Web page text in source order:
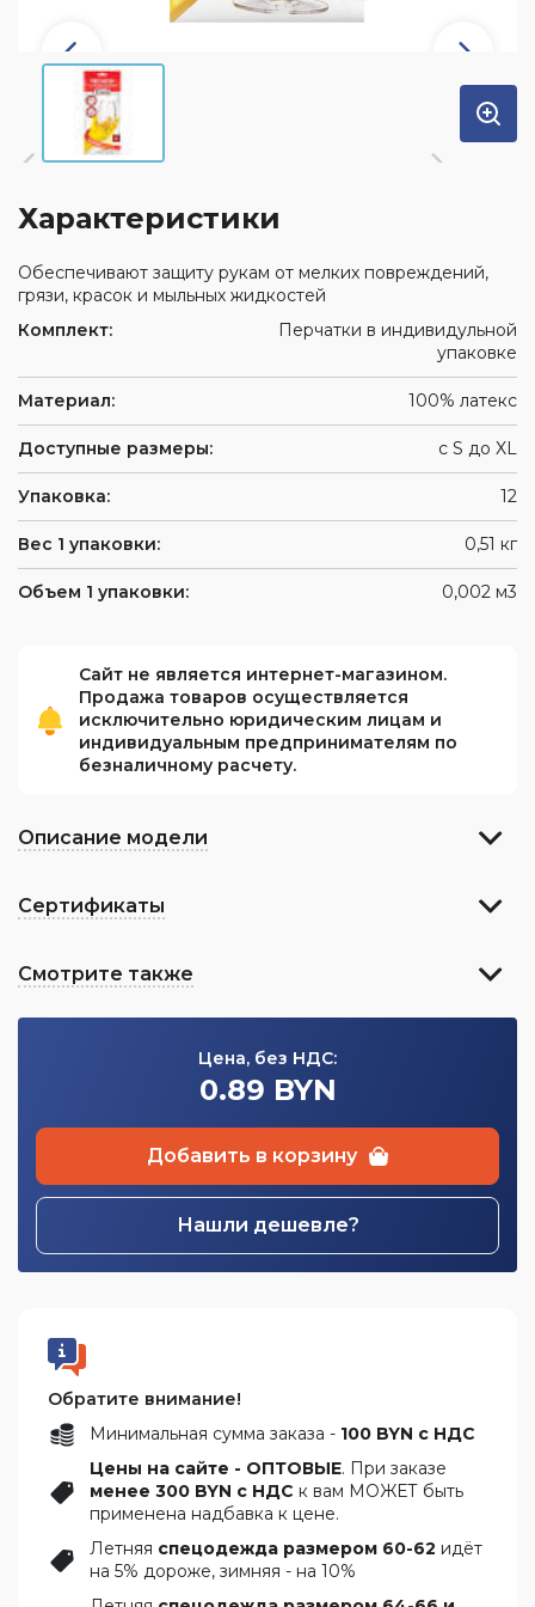
Характеристики
Обеспечивают защиту рукам от мелких повреждений,
грязи, красок и мыльных жидкостей
Комплект:
Перчатки в индивидульной
упаковке
Материал: 100% латекс
Доступные размеры: с S до XL
Упаковка: 12
Вес 1 упаковки: 0,51 кг
Объем 1 упаковки: 0,002 м3
Сайт не является интернет-магазином.
Продажа товаров осуществляется
исключительно юридическим лицам и
индивидуальным предпринимателям по
безналичному расчету.
Описание модели
Сертификаты
Смотрите также
Цена, без НДС:
0.89 BYN
Добавить в корзину
Нашли дешевле?
Обратите внимание!
Минимальная сумма заказа - 100 BYN с НДС
Цены на сайте - ОПТОВЫЕ. При заказе
менее 300 BYN с НДС к вам МОЖЕТ быть
применена надбавка к цене.
Летняя спецодежда размером 60-62 идёт
на 5% дороже, зимняя - на 10%